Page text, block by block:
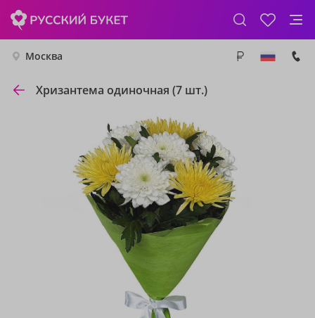
Москва
Хризантема одиночная (7 шт.)